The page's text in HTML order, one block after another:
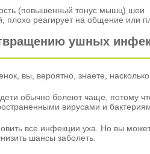
(повышенный тонус мышц) шеи
плохо реагирует на общение или
ушных
вы, вероятно, знаете,
обычно болеют чаще, потому
вирусами и
все инфекции уха. Но вы
шансы заболеть.